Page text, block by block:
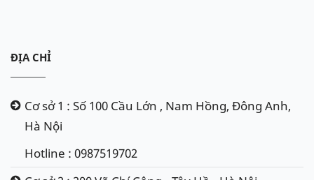
ĐỊA CHỈ
Cơ sở 1 : Số 100 Cầu Lớn , Nam Hồng, Đông Anh,
Hà Nội
Hotline : 0987519702